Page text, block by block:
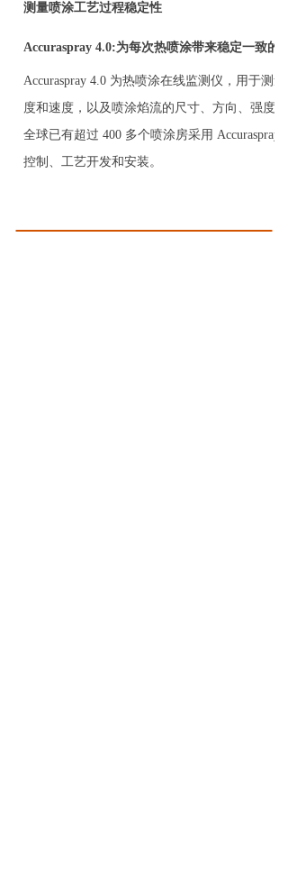
测量喷涂工艺过程稳定性
Accuraspray 4.0:为每次热喷涂带来稳定一致的
Accuraspray 4.0 为热喷涂在线监测仪，用于测量
度和速度，以及喷涂焰流的尺寸、方向、强度和
全球已有超过 400 多个喷涂房采用 Accuraspray
控制、工艺开发和安装。